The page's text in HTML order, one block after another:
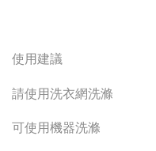
使用建議
請使用洗衣網洗滌
可使用機器洗滌